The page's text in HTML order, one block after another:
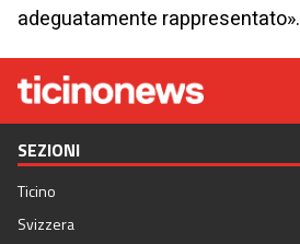
adeguatamente rappresentato».
SEZIONI
Ticino
Svizzera